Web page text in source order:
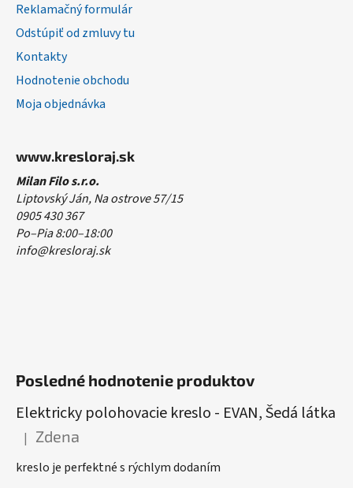
Reklamačný formulár
Odstúpiť od zmluvy tu
Kontakty
Hodnotenie obchodu
Moja objednávka
www.kresloraj.sk
Milan Filo s.r.o.
Liptovský Ján, Na ostrove 57/15
0905 430 367
Po–Pia 8:00–18:00
info@kresloraj.sk
Posledné hodnotenie produktov
Elektricky polohovacie kreslo - EVAN, Šedá látka
Hodnotenie produktu je 5 z 5 hviezdičiek.
| Zdena
kreslo je perfektné s rýchlym dodaním